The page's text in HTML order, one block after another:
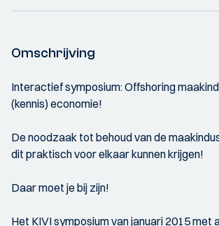
Omschrijving
Interactief symposium: Offshoring
(kennis) economie!
De noodzaak tot behoud van de
dit praktisch voor elkaar kunnen krijgen!
Daar moet je bij zijn!
Het KIVI symposium van januari 2015 met